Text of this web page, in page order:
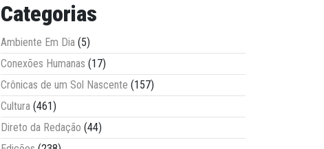
Categorias
Ambiente Em Dia (5)
Conexões Humanas (17)
Crônicas de um Sol Nascente (157)
Cultura (461)
Direto da Redação (44)